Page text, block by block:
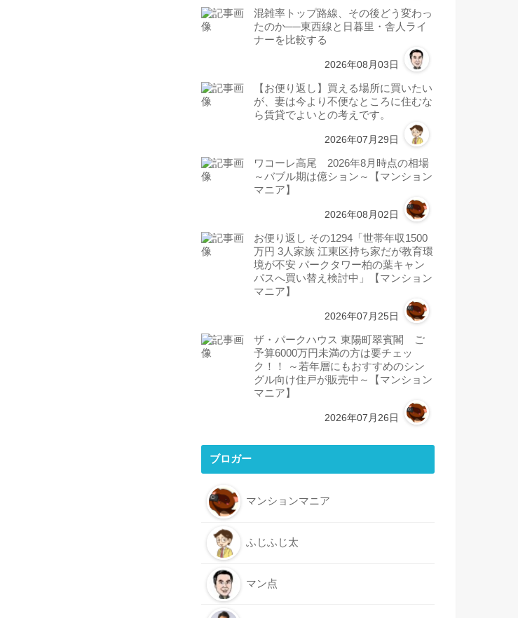
混雑率トップ路線、その後どう変わっ
たのか──東西線と日暮里・舎人ライ
ナーを比較する
2026年08月03日
【お便り返し】買える場所に買いたい
が、妻は今より不便なところに住むな
ら賃貸でよいとの考えです。
2026年07月29日
ワコーレ高尾 2026年8月時点の相場
～バブル期は億ション～【マンション
マニア】
2026年08月02日
お便り返し その1294「世帯年収1500
万円 3人家族 江東区持ち家だが教育環
境が不安 パークタワー柏の葉キャン
パスへ買い替え検討中」【マンション
マニア】
2026年07月25日
ザ・パークハウス 東陽町翠賓閣 ご
予算6000万円未満の方は要チェッ
ク！！ ～若年層にもおすすめのシン
グル向け住戸が販売中～【マンション
マニア】
2026年07月26日
ブロガー
マンションマニア
ふじふじ太
マン点